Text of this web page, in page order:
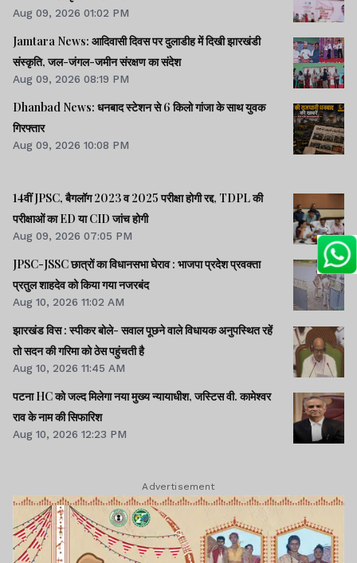
Aug 09, 2026 01:02 PM
Jamtara News: आदिवासी दिवस पर दुलाडीह में दिखी झारखंडी
संस्कृति, जल-जंगल-जमीन संरक्षण का संदेश
Aug 09, 2026 08:19 PM
Dhanbad News: धनबाद स्टेशन से 6 किलो गांजा के साथ युवक
गिरफ्तार
Aug 09, 2026 10:08 PM
14वीं JPSC, बैगलॉग 2023 व 2025 परीक्षा होगी रद्द, TDPL की
परीक्षाओं का ED या CID जांच होगी
Aug 09, 2026 07:05 PM
JPSC-JSSC छात्रों का विधानसभा घेराव : भाजपा प्रदेश प्रवक्ता
प्रतुल शाहदेव को किया गया नजरबंद
Aug 10, 2026 11:02 AM
झारखंड विस : स्पीकर बोले- सवाल पूछने वाले विधायक अनुपस्थित रहें
तो सदन की गरिमा को ठेस पहुंचती है
Aug 10, 2026 11:45 AM
पटना HC को जल्द मिलेगा नया मुख्य न्यायाधीश, जस्टिस वी. कामेश्वर
राव के नाम की सिफारिश
Aug 10, 2026 12:23 PM
Advertisement